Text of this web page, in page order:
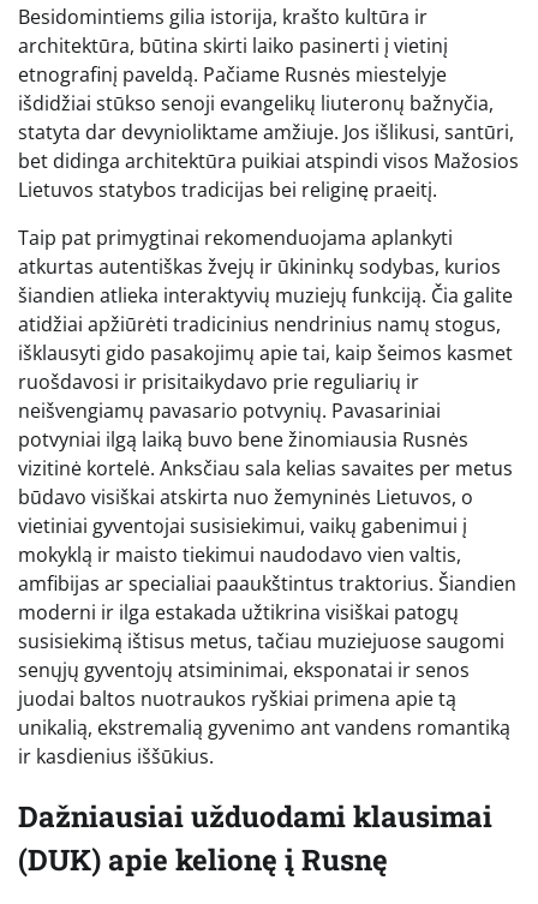
Besidomintiems gilia istorija, krašto kultūra ir
architektūra, būtina skirti laiko pasinerti į vietinį
etnografinį paveldą. Pačiame Rusnės miestelyje
išdidžiai stūkso senoji evangelikų liuteronų bažnyčia,
statyta dar devynioliktame amžiuje. Jos išlikusi, santūri,
bet didinga architektūra puikiai atspindi visos Mažosios
Lietuvos statybos tradicijas bei religinę praeitį.
Taip pat primygtinai rekomenduojama aplankyti
atkurtas autentiškas žvejų ir ūkininkų sodybas, kurios
šiandien atlieka interaktyvių muziejų funkciją. Čia galite
atidžiai apžiūrėti tradicinius nendrinius namų stogus,
išklausyti gido pasakojimų apie tai, kaip šeimos kasmet
ruošdavosi ir prisitaikydavo prie reguliarių ir
neišvengiamų pavasario potvynių. Pavasariniai
potvyniai ilgą laiką buvo bene žinomiausia Rusnės
vizitinė kortelė. Anksčiau sala kelias savaites per metus
būdavo visiškai atskirta nuo žemyninės Lietuvos, o
vietiniai gyventojai susisiekimui, vaikų gabenimui į
mokyklą ir maisto tiekimui naudodavo vien valtis,
amfibijas ar specialiai paaukštintus traktorius. Šiandien
moderni ir ilga estakada užtikrina visiškai patogų
susisiekimą ištisus metus, tačiau muziejuose saugomi
senųjų gyventojų atsiminimai, eksponatai ir senos
juodai baltos nuotraukos ryškiai primena apie tą
unikalią, ekstremalią gyvenimo ant vandens romantiką
ir kasdienius iššūkius.
Dažniausiai užduodami klausimai
(DUK) apie kelionę į Rusnę